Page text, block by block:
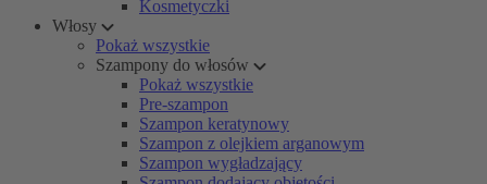
Kosmetyczki
Włosy
Pokaż wszystkie
Szampony do włosów
Pokaż wszystkie
Pre-szampon
Szampon keratynowy
Szampon z olejkiem arganowym
Szampon wygładzający